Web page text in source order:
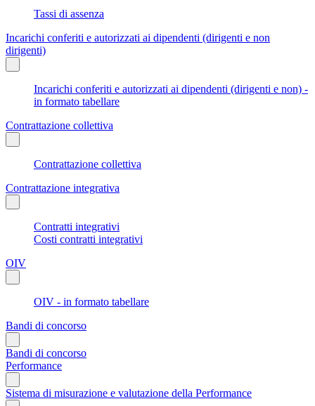
Tassi di assenza
Incarichi conferiti e autorizzati ai dipendenti (dirigenti e non
dirigenti)
Incarichi conferiti e autorizzati ai dipendenti (dirigenti e non) -
in formato tabellare
Contrattazione collettiva
Contrattazione collettiva
Contrattazione integrativa
Contratti integrativi
Costi contratti integrativi
OIV
OIV - in formato tabellare
Bandi di concorso
Bandi di concorso
Performance
Sistema di misurazione e valutazione della Performance